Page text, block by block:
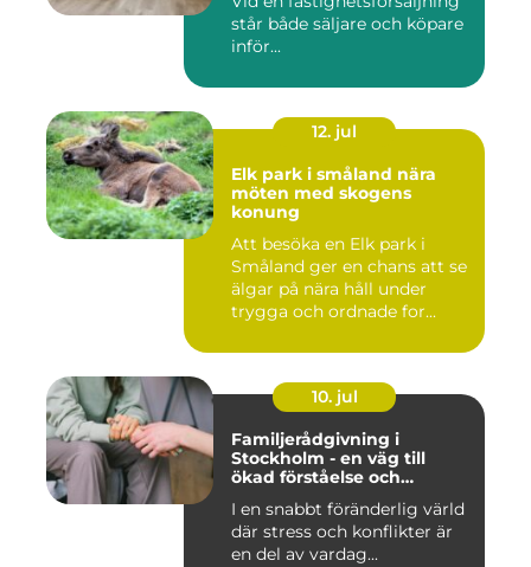
står både säljare och köpare
inför...
12. jul
Elk park i småland nära
möten med skogens
konung
Att besöka en Elk park i
Småland ger en chans att se
älgar på nära håll under
trygga och ordnade for...
10. jul
Familjerådgivning i
Stockholm - en väg till
ökad förståelse och
I en snabbt föränderlig värld
där stress och konflikter är
en del av vardag...